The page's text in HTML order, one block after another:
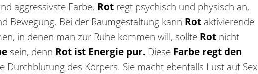
aggressivste Farbe. Rot regt psychisch und physisch an,
Bewegung. Bei der Raumgestaltung kann Rot aktivierende
in denen man zur Ruhe kommen will, sollte Rot nicht
sein, denn Rot ist Energie pur. Diese Farbe regt den
Durchblutung des Körpers. Sie macht ebenfalls Lust auf Sex